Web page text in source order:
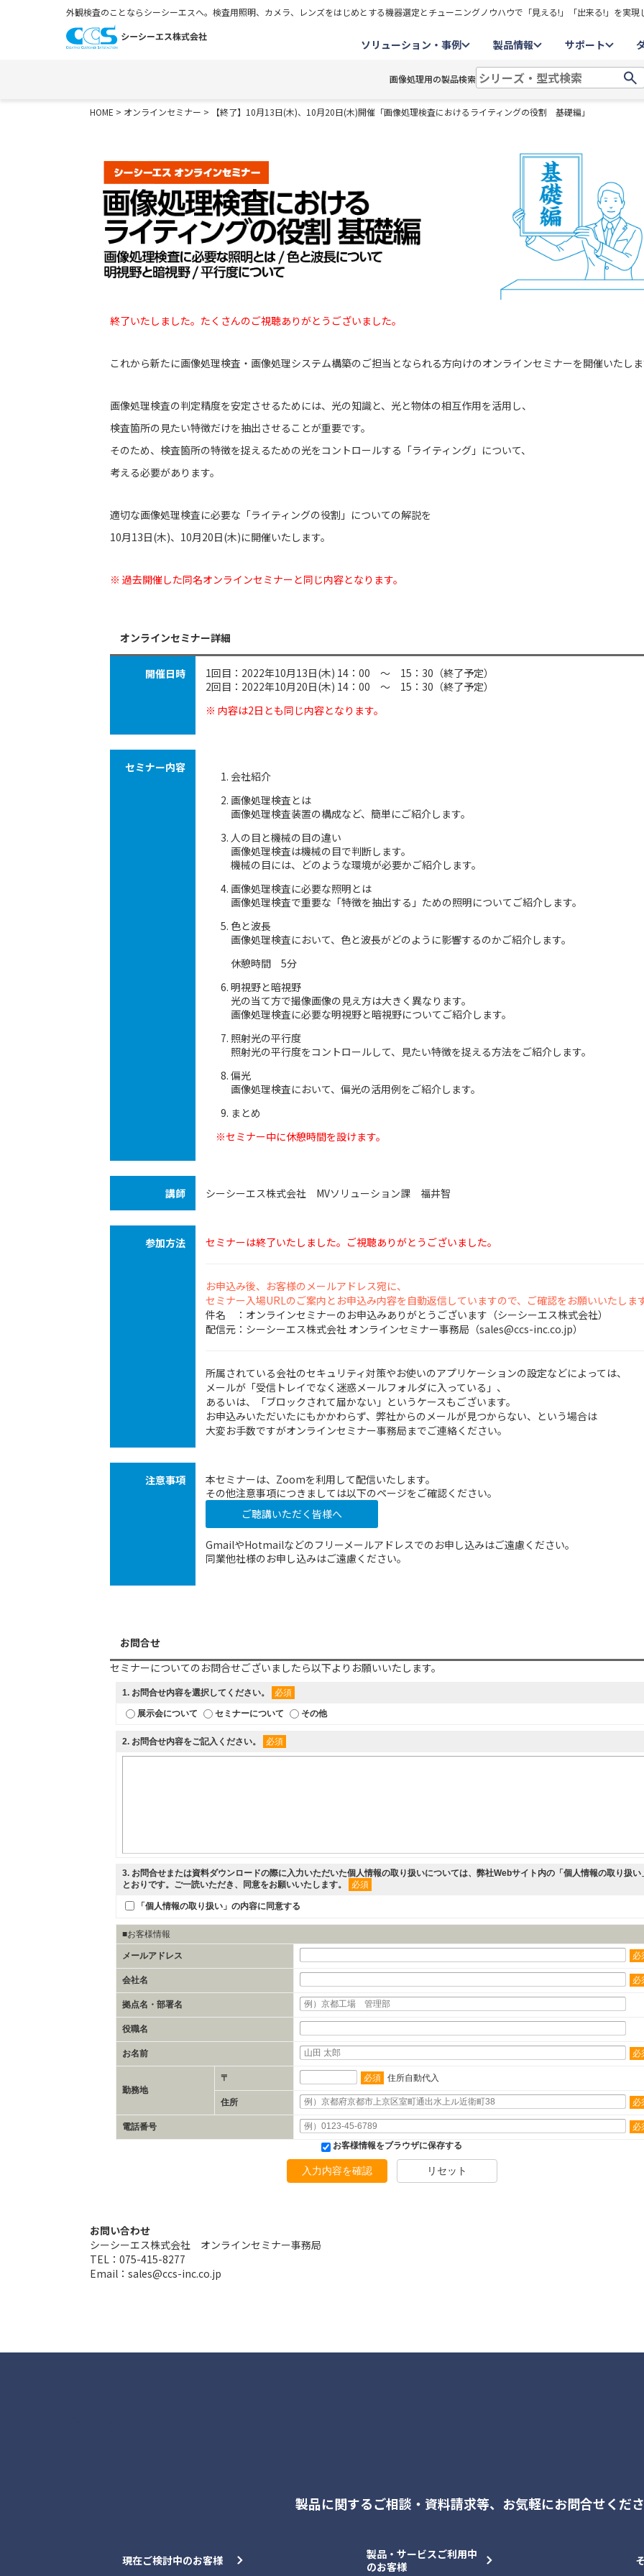
外観検査のことならシーシーエスへ。検査用照明、カメラ、レンズをはじめとする機器選定とチューニングノウハウで「見える!」「出来る!」を実現
ソリューション・事例 製品情報 サポート
画像処理用の製品検索
HOME > オンラインセミナー > 【終了】10月13日(木)、10月20日(木)開催「画像処理検査におけるライティングの役割 基礎編」
終了いたしました。たくさんのご視聴ありがとうございました。
これから新たに画像処理検査・画像処理システム構築のご担当となられる方向けのオンラインセミナーを開催いたし
画像処理検査の判定精度を安定させるためには、光の知識と、光と物体の相互作用を活用し、
検査箇所の見たい特徴だけを抽出させることが重要です。
そのため、検査箇所の特徴を捉えるための光をコントロールする「ライティング 」について、
考える必要があります。
適切な画像処理検査に必要な「ライティングの役割 」についての解説を
10月13日(木)、10月20日(木)に開催いたします。
※ 過去開催した同名オンラインセミナーと同じ内容となります。
オンラインセミナー詳細
開催日時 1回目 ：2022年10月13日(木) 14：00 ～ 15：30（終了予定）
2回目 ：2022年10月20日(木) 14：00 ～ 15：30（終了予定）
※ 内容は2日とも同じ内容となります。
セミナー内容
会社紹介
画像処理検査とは
画像処理検査装置の構成など、簡単にご紹介します。
人の目と機械の目の違い
画像処理検査は機械の目で判断します。
機械の目には、どのような環境が必要かご紹介します。
画像処理検査に必要な照明とは
画像処理検査で重要な「特徴を抽出する」ための照明についてご紹介します。
色と波長
画像処理検査において、色と波長がどのように影響するのかご紹介します。
休憩時間 5分
明視野と暗視野
光の当て方で撮像画像の見え方は大きく異なります。
画像処理検査に必要な明視野と暗視野についてご紹介します。
照射光の平行度
照射光の平行度をコントロールして、見たい特徴を捉える方法をご紹介します。
偏光
画像処理検査において、偏光の活用例をご紹介します。
まとめ
※セミナー中に休憩時間を設けます。
講師 シーシーエス株式会社 MVソリューション課 福井智
参加方法 セミナーは終了いたしました。ご視聴ありがとうございました。
お申込み後、お客様のメールアドレス宛に、
セミナー入場URLのご案内とお申込み内容を自動返信していますので、ご確認をお願いいたしま
件名 ：オンラインセミナーのお申込みありがとうございます（シーシーエス株式会社）
配信元：シーシーエス株式会社 オンラインセミナー事務局（sales@ccs-inc.co.jp）
所属されている会社のセキュリティ対策やお使いのアプリケーションの設定などによっては、
メールが「受信トレイでなく迷惑メールフォルダに入っている」、
あるいは、「ブロックされて届かない」というケースもございます。
お申込みいただいたにもかかわらず、弊社からのメールが見つからない、という場合は
大変お手数ですがオンラインセミナー事務局までご連絡ください。
注意事項
本セミナーは、Zoomを利用して配信いたします。
その他注意事項につきましては以下のページをご確認ください。
ご聴講いただく皆様へ
GmailやHotmailなどのフリーメールアドレスでのお申し込みはご遠慮ください。
同業他社様のお申し込みはご遠慮ください。
お問合せ
セミナーについてのお問合せございましたら以下よりお願いいたします。
1. お問合せ内容を選択してください。 必須
展示会について セミナーについて その他
2. お問合せ内容をご記入ください。 必須
3. お問合せまたは資料ダウンロードの際に入力いただいた個人情報の取り扱いについては、弊社Webサイト内の「 個人情報の取り扱い
とおりです。ご一読いただき、同意をお願いいたします。
必須
「個人情報の取り扱い」の内容に同意する
■お客様情報
メールアドレス 必
会社名 必
拠点名・部署名
役職名
お名前 必
勤務地
〒 必須 住所自動代入
住所 必
電話番号
必
お客様情報をブラウザに保存する
入力内容を確認 リセット
お問い合わせ
シーシーエス株式会社 オンラインセミナー事務局
TEL：075-415-8277
Email：sales@ccs-inc.co.jp
製品に関するご相談・資料請求等、 お気軽にお問合せくだ
現在ご検討中のお客様
製品・サービスご利用中
のお客様